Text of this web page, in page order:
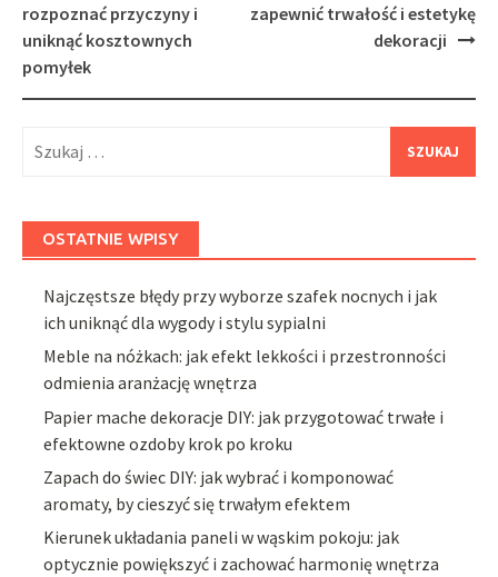
rozpoznać przyczyny i
uniknąć kosztownych
pomyłek
zapewnić trwałość i estetykę
dekoracji
OSTATNIE WPISY
Najczęstsze błędy przy wyborze szafek nocnych i jak
ich uniknąć dla wygody i stylu sypialni
Meble na nóżkach: jak efekt lekkości i przestronności
odmienia aranżację wnętrza
Papier mache dekoracje DIY: jak przygotować trwałe i
efektowne ozdoby krok po kroku
Zapach do świec DIY: jak wybrać i komponować
aromaty, by cieszyć się trwałym efektem
Kierunek układania paneli w wąskim pokoju: jak
optycznie powiększyć i zachować harmonię wnętrza